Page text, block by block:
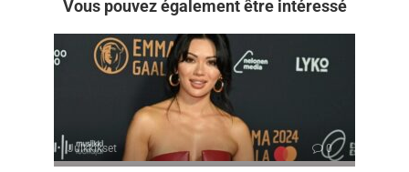
Vous pouvez également être intéressé
Julkkikset 0